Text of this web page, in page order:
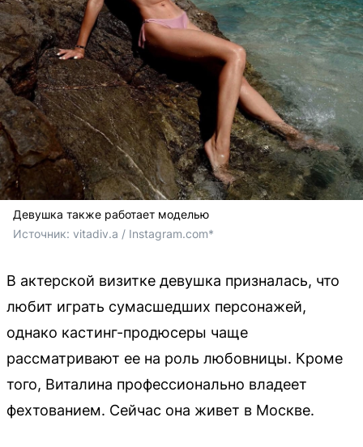
Девушка также работает моделью
Источник: vitadiv.a / Instagram.com*
В актерской визитке девушка призналась, что
любит играть сумасшедших персонажей,
однако кастинг-продюсеры чаще
рассматривают ее на роль любовницы. Кроме
того, Виталина профессионально владеет
фехтованием. Сейчас она живет в Москве.